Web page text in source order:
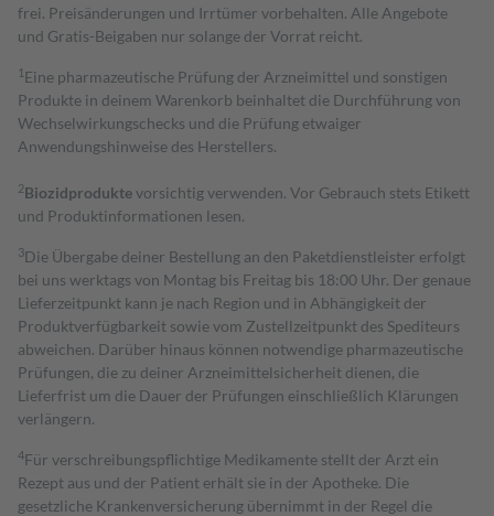
frei. Preisänderungen und Irrtümer vorbehalten. Alle Angebote
und Gratis-Beigaben nur solange der Vorrat reicht.
1 Eine pharmazeutische Prüfung der Arzneimittel und sonstigen
Produkte in deinem Warenkorb beinhaltet die Durchführung von
Wechselwirkungschecks und die Prüfung etwaiger
Anwendungshinweise des Herstellers.
2Biozidproduktevorsichtig verwenden. Vor Gebrauch stets Etikett
und Produktinformationen lesen.
3Die Übergabe deiner Bestellung an den Paketdienstleister erfolgt
bei uns werktags von Montag bis Freitag bis 18:00 Uhr. Der genaue
Lieferzeitpunkt kann je nach Region und in Abhängigkeit der
Produktverfügbarkeit sowie vom Zustellzeitpunkt des Spediteurs
abweichen. Darüber hinaus können notwendige pharmazeutische
Prüfungen, die zu deiner Arzneimittelsicherheit dienen, die
Lieferfrist um die Dauer der Prüfungen einschließlich Klärungen
verlängern.
4Für verschreibungspflichtige Medikamente stellt der Arzt ein
Rezept aus und der Patient erhält sie in der Apotheke. Die
gesetzliche Krankenversicherung übernimmt in der Regel die